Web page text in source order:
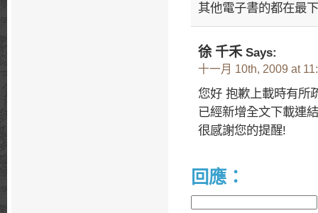
其他電子書的都在最
徐 千禾Says:
十一月 10th, 2009 at
您好 抱歉上載時有所
已經新增全文下載連結
很感謝您的提醒!
回應：